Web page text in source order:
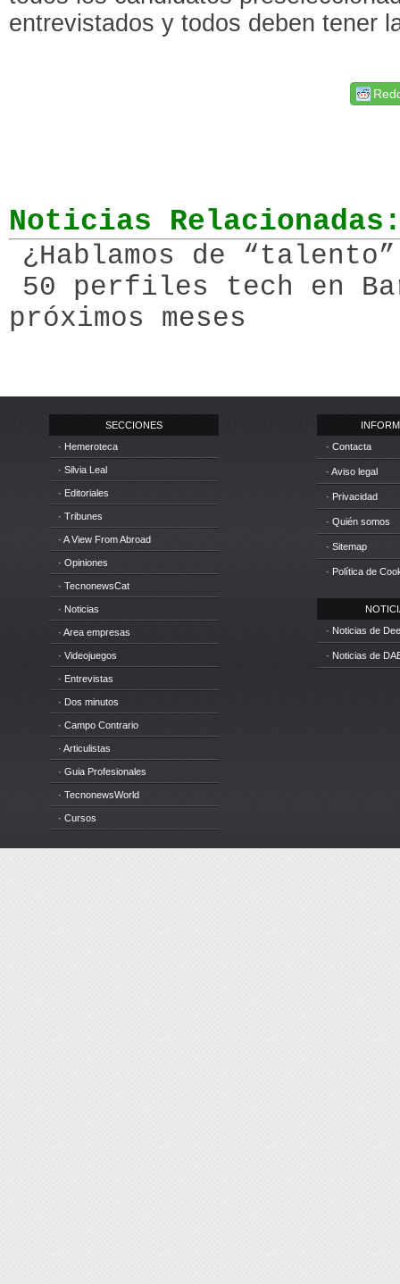
entrevistados y todos deben tener
Noticias
¿Hablamos de
50 perfiles tech en
próximos meses
SECCIONES
· Hemeroteca
· Silvia Leal
· Editoriales
· Tribunes
· A View From Abroad
· Opiniones
· TecnonewsCat
· Noticias
· Area empresas
· Videojuegos
· Entrevistas
· Dos minutos
· Campo Contrario
· Articulistas
· Guia Profesionales
· TecnonewsWorld
· Cursos
· Contacta
· Aviso legal
· Privacidad
· Quién somos
· Sitemap
· Política de
· Noticias de
· Noticias de